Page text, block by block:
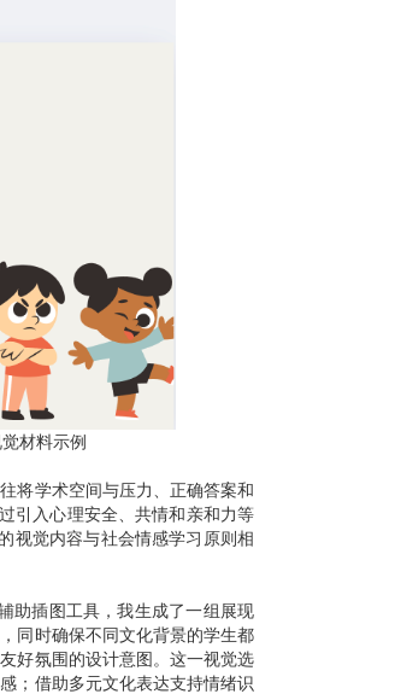
材料示例
将学术空间与压力、正确答案和
引入心理安全、共情和亲和力等
视觉内容与社会情感学习原则相
助插图工具，我生成了一组展现
同时确保不同文化背景的学生都
好氛围的设计意图。这一视觉选
；借助多元文化表达支持情绪识